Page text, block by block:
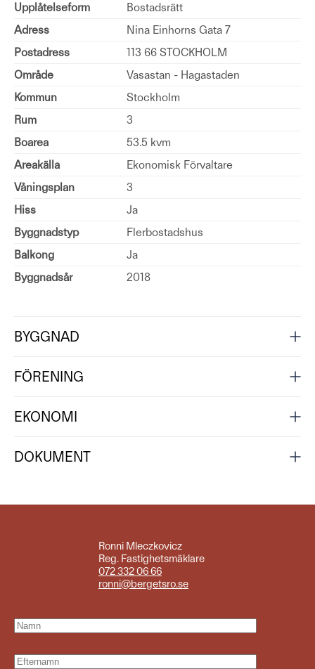
Upplåtelseform
Bostadsrätt
Adress
Nina Einhorns Gata 7
Postadress
113 66 STOCKHOLM
Område
Vasastan - Hagastaden
Kommun
Stockholm
Rum
3
Boarea
53.5 kvm
Areakälla
Ekonomisk Förvaltare
Våningsplan
3
Hiss
Ja
Byggnadstyp
Flerbostadshus
Balkong
Ja
Byggnadsår
2018
BYGGNAD
FÖRENING
EKONOMI
DOKUMENT
Ronni Mleczkovicz
Reg. Fastighetsmäklare
072 332 06 66
ronni@bergetsro.se